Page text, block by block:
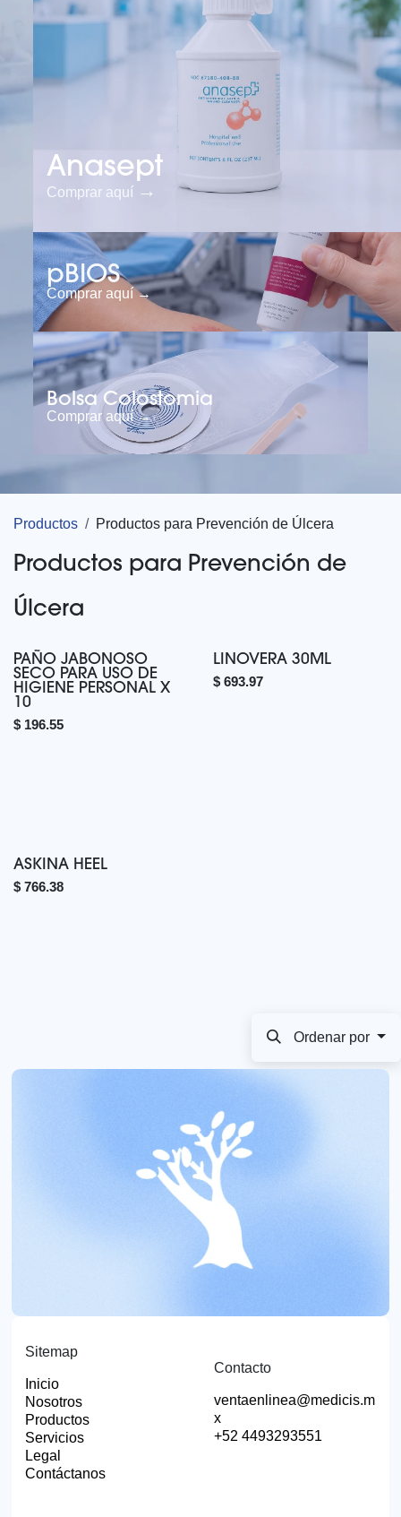
Anasept
Comprar aquí →
pBIOS
Comprar aquí →
Bolsa Colostomia
Comprar aquí →
Productos Productos para Prevención de Úlcera
Productos para Prevención de
Úlcera
PAÑO JABONOSO
SECO PARA USO DE
HIGIENE PERSONAL X
10
$ 196.55
LINOVERA 30ML
$ 693.97
ASKINA HEEL
$ 766.38
Ordenar por
Sitemap
Inicio
Nosotros
Productos
Servicios
Legal
Contáctanos
Contacto
ventaenlinea@medicis.m
x
+52 4493293551